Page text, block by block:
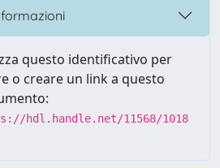
questo identificativo per
o creare un link a questo
hdl.handle.net/11568/1018